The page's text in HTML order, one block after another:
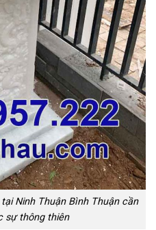
Ninh Thuận Bình Thuận cần
sự thông thiên